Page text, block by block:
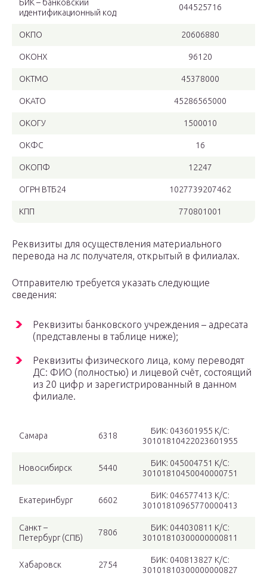
БИК – банковский
идентификационный код
044525716
ОКПО 20606880
ОКОНХ 96120
ОКТМО 45378000
ОКАТО 45286565000
ОКОГУ 1500010
ОКФС 16
ОКОПФ 12247
ОГРН ВТБ24 1027739207462
КПП 770801001
Реквизиты для осуществления материального
перевода на лс получателя, открытый в филиалах.
Отправителю требуется указать следующие
сведения:
Реквизиты банковского учреждения – адресата
(представлены в таблице ниже);
Реквизиты физического лица, кому переводят
ДС: ФИО (полностью) и лицевой счёт, состоящий
из 20 цифр и зарегистрированный в данном
филиале.
Самара 6318
БИК: 043601955 К/С:
30101810422023601955
Новосибирск 5440
БИК: 045004751 К/С:
30101810450040000751
Екатеринбург 6602
БИК: 046577413 К/С:
30101810965770000413
Санкт –
Петербург (СПБ)
7806
БИК: 044030811 К/С:
30101810300000000811
Хабаровск 2754
БИК: 040813827 К/С:
30101810300000000827